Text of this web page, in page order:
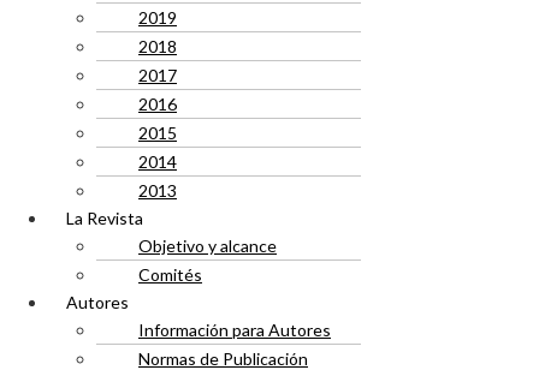
2019
2018
2017
2016
2015
2014
2013
La Revista
Objetivo y alcance
Comités
Autores
Información para Autores
Normas de Publicación